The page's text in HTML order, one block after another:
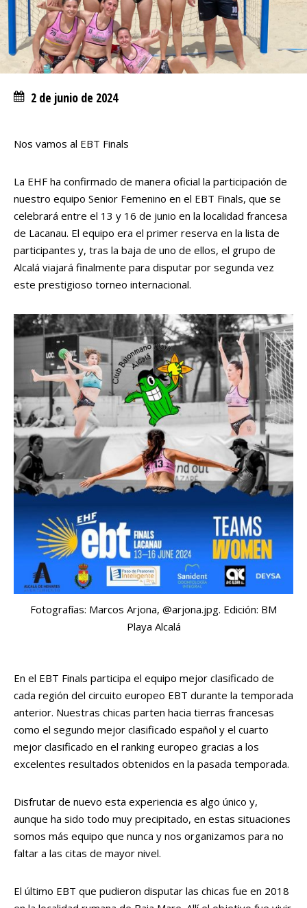
2 de junio de 2024
Nos vamos al EBT Finals
La EHF ha confirmado de manera oficial la participación de
nuestro equipo Senior Femenino en el EBT Finals, que se
celebrará entre el 13 y 16 de junio en la localidad francesa
de Lacanau. El equipo era el primer reserva en la lista de
participantes y, tras la baja de uno de ellos, el grupo de
Alcalá viajará finalmente para disputar por segunda vez
este prestigioso torneo internacional.
Fotografías: Marcos Arjona, @arjona.jpg. Edición: BM
Playa Alcalá
En el EBT Finals participa el equipo mejor clasificado de
cada región del circuito europeo EBT durante la temporada
anterior. Nuestras chicas parten hacia tierras francesas
como el segundo mejor clasificado español y el cuarto
mejor clasificado en el ranking europeo gracias a los
excelentes resultados obtenidos en la pasada temporada.
Disfrutar de nuevo esta experiencia es algo único y,
aunque ha sido todo muy precipitado, en estas situaciones
somos más equipo que nunca y nos organizamos para no
faltar a las citas de mayor nivel.
El último EBT que pudieron disputar las chicas fue en 2018